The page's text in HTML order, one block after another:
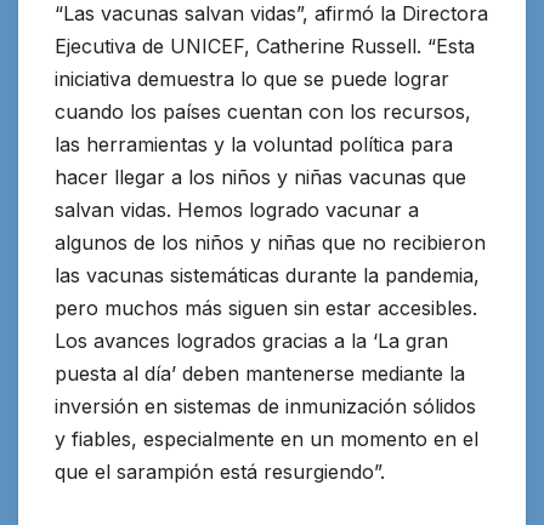
“Las vacunas salvan vidas”, afirmó la Directora
Ejecutiva de UNICEF, Catherine Russell. “Esta
iniciativa demuestra lo que se puede lograr
cuando los países cuentan con los recursos,
las herramientas y la voluntad política para
hacer llegar a los niños y niñas vacunas que
salvan vidas. Hemos logrado vacunar a
algunos de los niños y niñas que no recibieron
las vacunas sistemáticas durante la pandemia,
pero muchos más siguen sin estar accesibles.
Los avances logrados gracias a la ‘La gran
puesta al día’ deben mantenerse mediante la
inversión en sistemas de inmunización sólidos
y fiables, especialmente en un momento en el
que el sarampión está resurgiendo”.